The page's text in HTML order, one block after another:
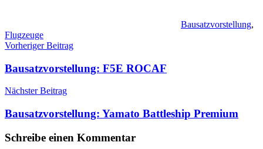
Bausatzvorstellung,
Flugzeuge
Beitragsnavigation
Vorheriger Beitrag
Bausatzvorstellung: F5E ROCAF
Nächster Beitrag
Bausatzvorstellung: Yamato Battleship Premium
Schreibe einen Kommentar